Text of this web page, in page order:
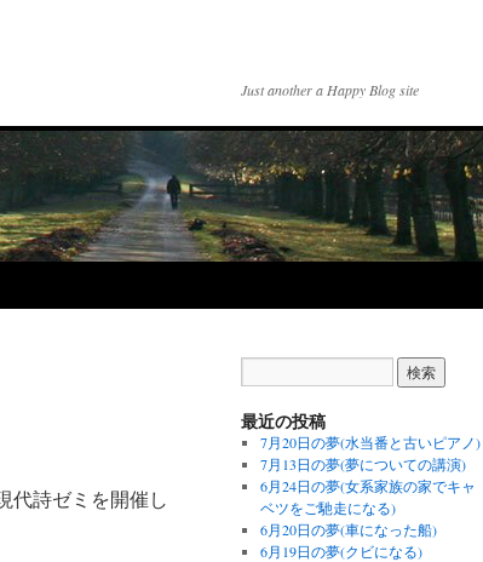
Just another a Happy Blog site
代詩ゼミを開催し
最近の投稿
7月20日の夢(水当番と古いピアノ)
7月13日の夢(夢についての講演)
6月24日の夢(女系家族の家でキャ
ベツをご馳走になる)
6月20日の夢(車になった船)
6月19日の夢(クビになる)